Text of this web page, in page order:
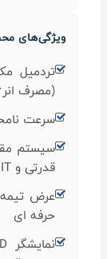
ویژگی‌های
تردمیل
(مصرف
سرعت
قدرتی و HIIT
حرفه‌ ای